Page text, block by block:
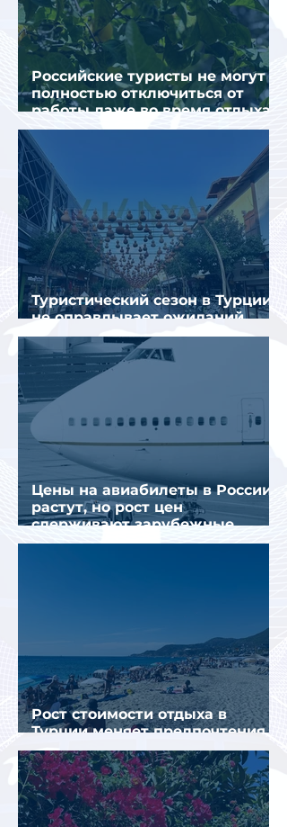
Российские туристы не могут
полностью отключиться от
работы даже во время отдыха
в Турции
Туристический сезон в Турции
не оправдывает ожиданий
отрасли
Цены на авиабилеты в России
растут, но рост цен
сдерживают зарубежные
конкуренты
Рост стоимости отдыха в
Турции меняет предпочтения
туристов